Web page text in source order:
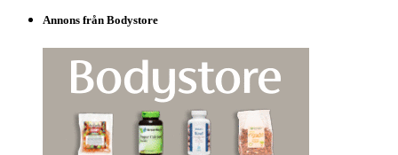
Annons från Bodystore